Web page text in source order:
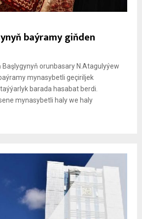
baýramy giňden
Başlygynyň orunbasary N.Atagulyýew
mynasybetli geçiriljek
barada hasabat berdi.
mynasybetli haly we haly